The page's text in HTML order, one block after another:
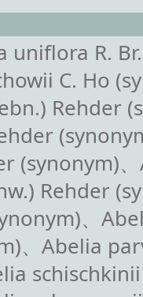
uniflora R.
C. Ho
Rehder
(synonym)
Rehder
、
、Abelia